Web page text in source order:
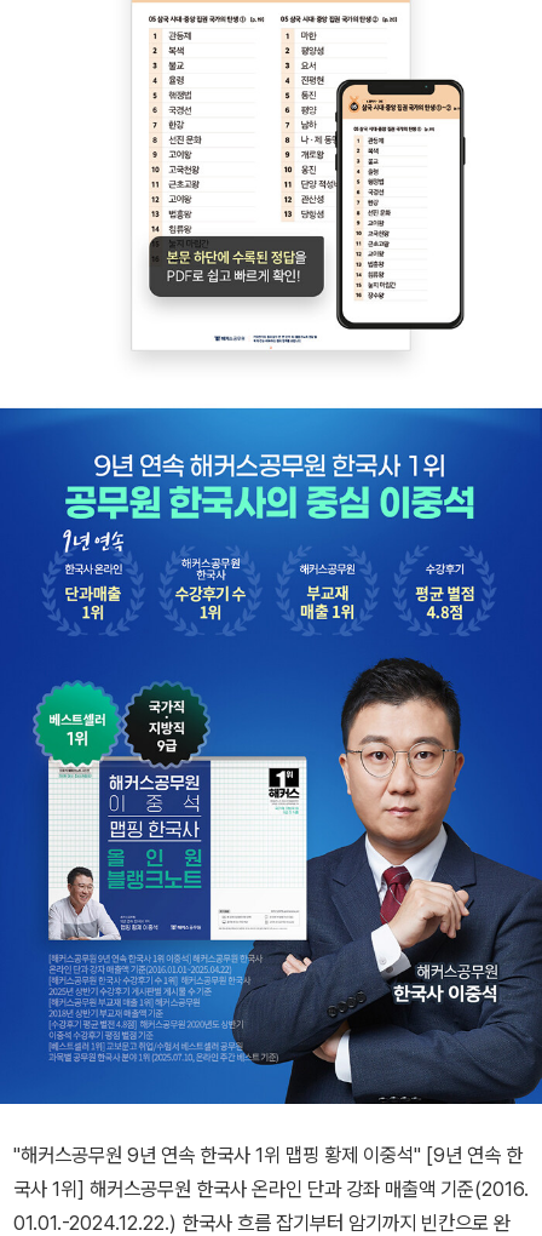
"해커스공무원 9년 연속 한국사 1위 맵핑 황제 이중석" [9년 연속 한
국사 1위] 해커스공무원 한국사 온라인 단과 강좌 매출액 기준(2016.
01.01.-2024.12.22.) 한국사 흐름 잡기부터 암기까지 빈칸으로 완